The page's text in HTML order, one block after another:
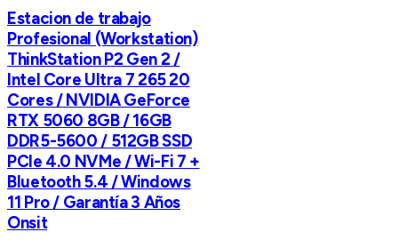
Estacion de trabajo
Profesional (Workstation)
ThinkStation P2 Gen 2 /
Intel Core Ultra 7 265 20
Cores / NVIDIA GeForce
RTX 5060 8GB / 16GB
DDR5-5600 / 512GB SSD
PCIe 4.0 NVMe / Wi-Fi 7 +
Bluetooth 5.4 / Windows
11 Pro / Garantía 3 Años
Onsit